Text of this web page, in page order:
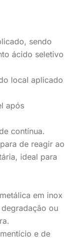
sendo
ácido seletivo
local aplicado
após
contínua.
de reagir ao
ideal para
em inox
ou
e de